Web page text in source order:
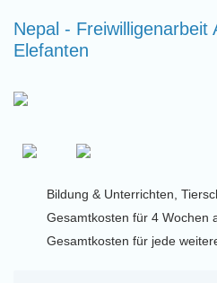
Nepal - Freiwilligenarbeit
Elefanten
Bildung & Unterrichten,
Gesamtkosten für 4 Wochen
Gesamtkosten für jede